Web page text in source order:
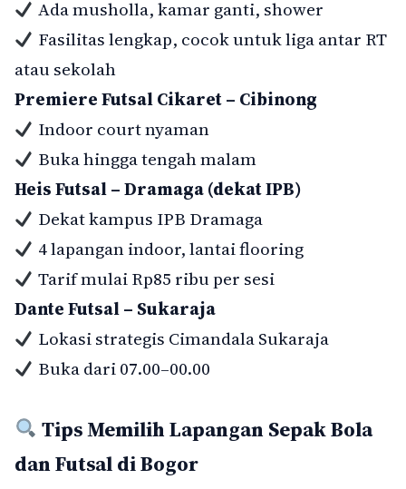
Ada musholla, kamar ganti, shower
Fasilitas lengkap, cocok untuk liga antar RT
atau sekolah
Premiere Futsal Cikaret – Cibinong
Indoor court nyaman
Buka hingga tengah malam
Heis Futsal – Dramaga (dekat IPB)
Dekat kampus IPB Dramaga
4 lapangan indoor, lantai flooring
Tarif mulai Rp85 ribu per sesi
Dante Futsal – Sukaraja
Lokasi strategis Cimandala Sukaraja
Buka dari 07.00–00.00
Tips Memilih Lapangan Sepak Bola
dan Futsal di Bogor